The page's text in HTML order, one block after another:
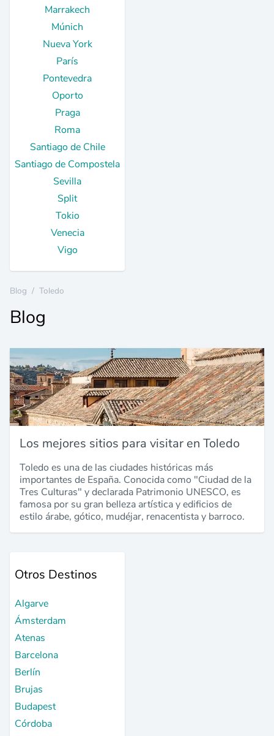
Marrakech
Múnich
Nueva York
París
Pontevedra
Oporto
Praga
Roma
Santiago de Chile
Santiago de Compostela
Sevilla
Split
Tokio
Venecia
Vigo
Blog / Toledo
Blog
Los mejores sitios para visitar en Toledo
Toledo es una de las ciudades históricas más
importantes de España. Conocida como "Ciudad de la
Tres Culturas" y declarada Patrimonio UNESCO, es
famosa por su gran belleza artística y edificios de
estilo árabe, gótico, mudéjar, renacentista y barroco.
Otros Destinos
Algarve
Ámsterdam
Atenas
Barcelona
Berlín
Brujas
Budapest
Córdoba